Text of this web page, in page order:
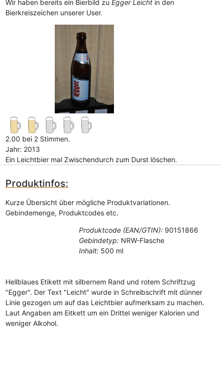
Wir haben bereits ein Bierbild zu Egger Leichtin den
Bierkreiszeichen unserer User.
2.00 bei 2 Stimmen.
Jahr: 2013
Ein Leichtbier mal Zwischendurch zum Durst löschen.
Produktinfos:
Kurze Übersicht über mögliche Produktvariationen.
Gebindemenge, Produktcodes etc.
Produktcode (EAN/GTIN):90151866
Gebindetyp: NRW-Flasche
Inhalt:500 ml
Hellblaues Etikett mit silbernem Rand und rotem Schriftzug
"Egger". Der Text "Leicht" wurde in Schreibschrift mit dünner
Linie gezogen um auf das Leichtbier aufmerksam zu machen.
Laut Angaben am Eitkett um ein Drittel weniger Kalorien und
weniger Alkohol.